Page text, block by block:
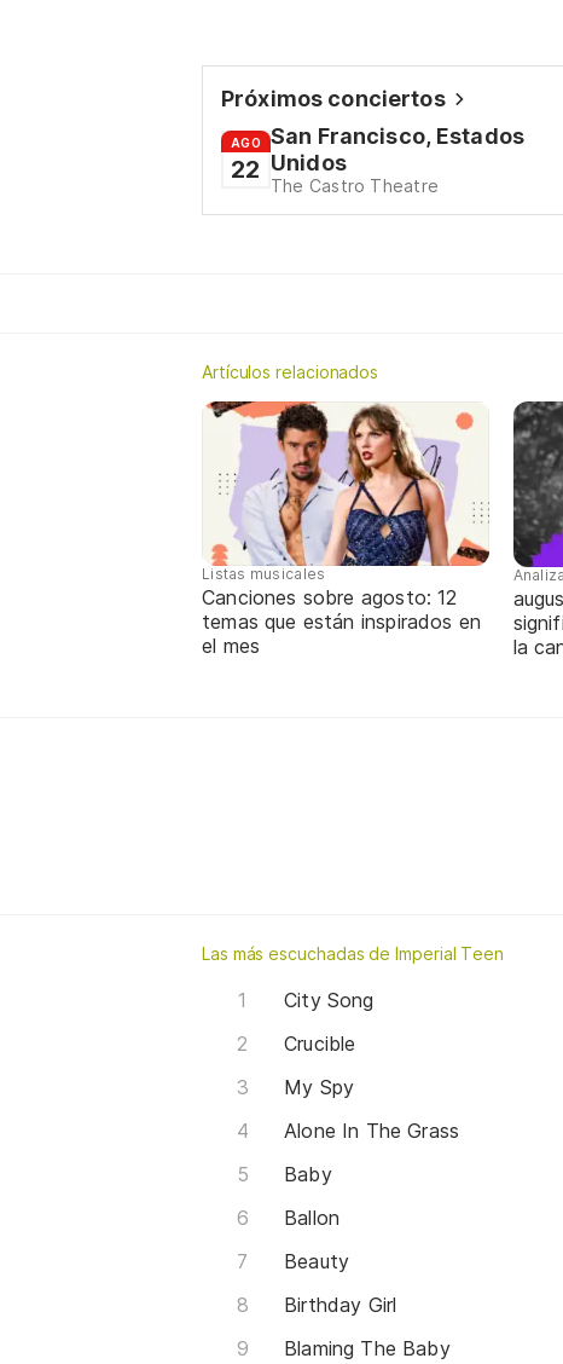
Próximos conciertos
AGO
22
San Francisco, Estados
Unidos
The Castro Theatre
Artículos relacionados
Listas musicales
Canciones sobre agosto: 12
temas que están inspirados en
el mes
la
Las más escuchadas de Imperial Teen
City Song
Crucible
My Spy
Alone In The Grass
Baby
Ballon
Beauty
Birthday Girl
Blaming The Baby